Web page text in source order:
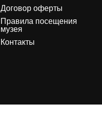
Договор оферты
Правила посещения
музея
Контакты